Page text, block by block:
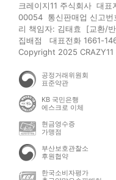
크레이지11 주식회사 대
00054 통신판매업 신고
리 책임자: 김태효 [교환/
집배점 대표전화 1661-
Copyright 2025
공정거래위원회
표준약관
KB 국민은행
에스크로 이체
현금영수증
가맹점
부산보호관찰소
후원협약
한국소비자평가